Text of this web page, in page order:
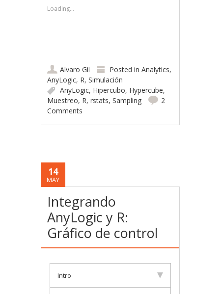
Loading...
Alvaro Gil Posted inAnalytics,
AnyLogic, R,Simulación
AnyLogic, Hipercubo, Hypercube,
Muestreo, R,rstats,Sampling
2
Comments
14
MAY
Integrando
AnyLogic y R:
Gráfico de control
Intro